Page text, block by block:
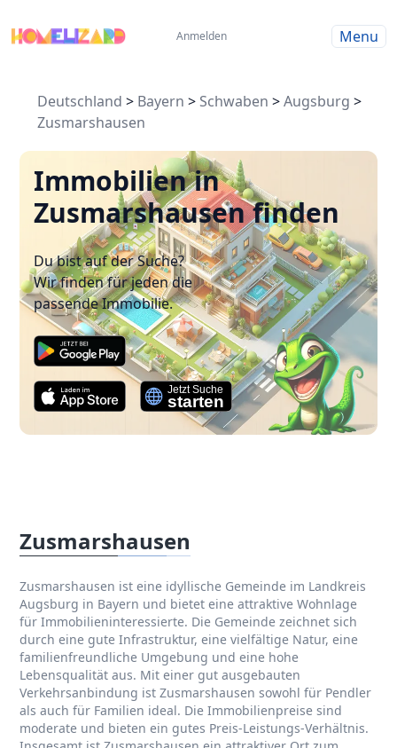
Anmelden Menu
Deutschland > Bayern > Schwaben >Augsburg >
Zusmarshausen
Immobilien in
Zusmarshausen finden
Du bist auf der Suche?
Wir finden für jeden die
passende Immobilie.
Zusmarshausen
Zusmarshausen ist eine idyllische Gemeinde im Landkreis
Augsburg in Bayern und bietet eine attraktive Wohnlage
für Immobilieninteressierte. Die Gemeinde zeichnet sich
durch eine gute Infrastruktur, eine vielfältige Natur, eine
familienfreundliche Umgebung und eine hohe
Lebensqualität aus. Mit einer gut ausgebauten
Verkehrsanbindung ist Zusmarshausen sowohl für Pendler
als auch für Familien ideal. Die Immobilienpreise sind
moderate und bieten ein gutes Preis-Leistungs-Verhältnis.